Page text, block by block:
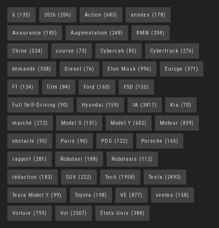
6 (135) 2026 (206) Action (683) années (178)
Assurance (185) Augmentation (248) BMW (204)
Chine (524) course (73) Cybercab (85) Cybertruck (276)
demande (338) Diesel (76) Elon Musk (996) Europe (371)
F1 (124) film (84) Ford (160) FSD (155)
Full Self-Driving (90) Hyundai (159) IA (3417) Kia (70)
marché (272) Model S (101) Model Y (602) Moteur (839)
obstacle (95) Paris (90) PDG (122) Porsche (165)
rapport (281) Robotaxi (188) Robotaxis (112)
réduction (183) SUV (222) Tech (1958) Tesla (2493)
Tesla Model Y (99) Toyota (198) VE (877) ventes (158)
Voiture (793) Vol (2307) États-Unis (388)